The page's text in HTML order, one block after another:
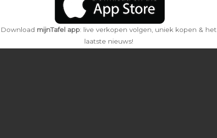
Download mijnTafel app: live verkopen volgen, uniek kopen & het
laatste nieuws!